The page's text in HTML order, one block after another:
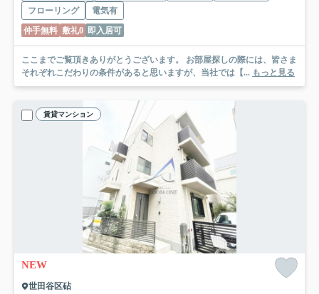
フローリング
電気有
仲手無料 敷礼0 即入居可
ここまでご覧頂きありがとうございます。 お部屋探しの際には、皆さま
それぞれこだわりの条件があると思いますが、当社では【... もっと見る
賃貸マンション
NEW
世田谷区砧